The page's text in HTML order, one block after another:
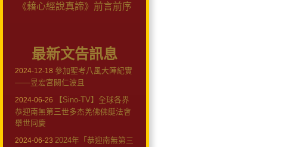
《藉心經說真諦》前言前序
最新文告訊息
2024-12-18 參加聖考八風大陣紀實
——昱宏宮闕仁波且
2024-06-26
【Sino-TV】全球各界
恭迎南無第三世多杰羌佛佛誕法會
舉世同慶
2024-06-23 2024年「恭迎南無第三